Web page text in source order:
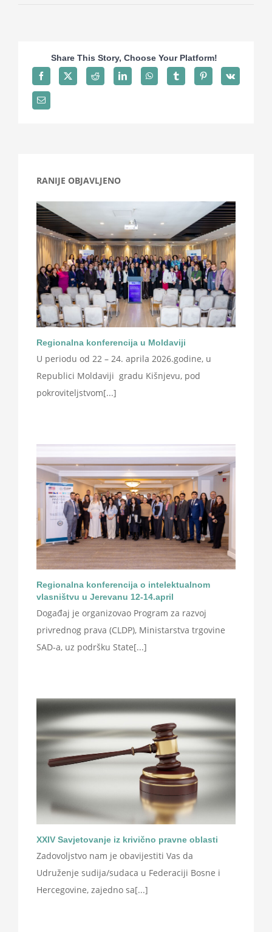
Share This Story, Choose Your Platform!
RANIJE OBJAVLJENO
Regionalna konferencija u Moldaviji
U periodu od 22 – 24. aprila 2026.godine, u
Republici Moldaviji gradu Kišnjevu, pod
pokroviteljstvom[...]
Regionalna konferencija o intelektualnom
vlasništvu u Jerevanu 12-14.april
Događaj je organizovao Program za razvoj
privrednog prava (CLDP), Ministarstva trgovine
SAD-a, uz podršku State[...]
XXIV Savjetovanje iz krivično pravne oblasti
Zadovoljstvo nam je obavijestiti Vas da
Udruženje sudija/sudaca u Federaciji Bosne i
Hercegovine, zajedno sa[...]